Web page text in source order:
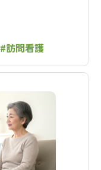
#訪問看護